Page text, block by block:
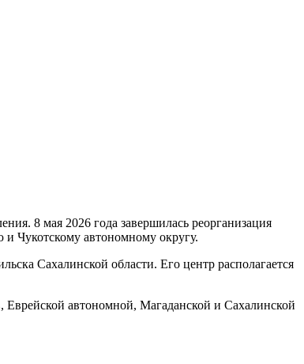
8 мая 2026 года завершилась реорганизация
и Чукотскому автономному округу.
Сахалинской области. Его центр располагается
Еврейской автономной, Магаданской и Сахалинской